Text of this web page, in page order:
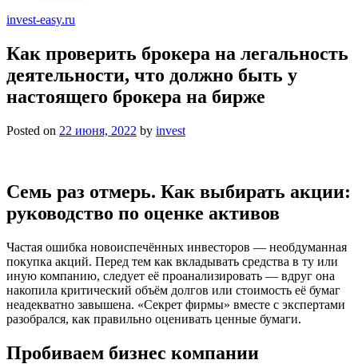
invest-easy.ru
Как проверить брокера на легальность
деятельности, что должно быть у
настоящего брокера на бирже
Posted on 22 июня, 2022 by invest
Семь раз отмерь. Как выбирать акции:
руководство по оценке активов
Частая ошибка новоиспечённых инвесторов — необдуманная
покупка акций. Перед тем как вкладывать средства в ту или
иную компанию, следует её проанализировать — вдруг она
накопила критический объём долгов или стоимость её бумаг
неадекватно завышена. «Секрет фирмы» вместе с экспертами
разобрался, как правильно оценивать ценные бумаги.
Пробиваем бизнес компании